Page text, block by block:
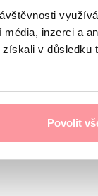
inzerci a
v důsledku
Povolit
kann nicht